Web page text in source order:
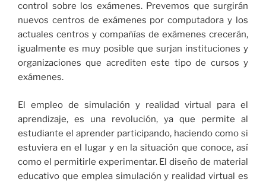
control sobre los exámenes. Prevemos que surgirán
nuevos centros de exámenes por computadora y los
actuales centros y compañías de exámenes crecerán,
igualmente es muy posible que surjan instituciones y
organizaciones que acrediten este tipo de cursos y
exámenes.
El empleo de simulación y realidad virtual para el
aprendizaje, es una revolución, ya que permite al
estudiante el aprender participando, haciendo como si
estuviera en el lugar y en la situación que conoce, así
como el permitirle experimentar. El diseño de material
educativo que emplea simulación y realidad virtual es